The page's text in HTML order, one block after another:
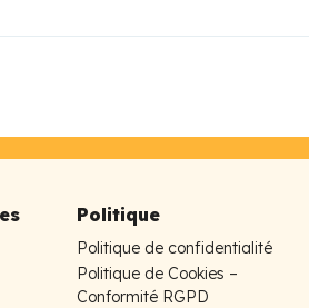
Politique
Politique de confidentialité
Politique de Cookies –
Conformité RGPD